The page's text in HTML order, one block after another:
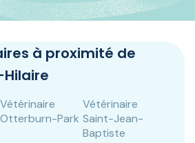
cookies
à proximité de
Vétérinaire
Otterburn-Park
Vétérinaire
Saint-Jean-
Baptiste